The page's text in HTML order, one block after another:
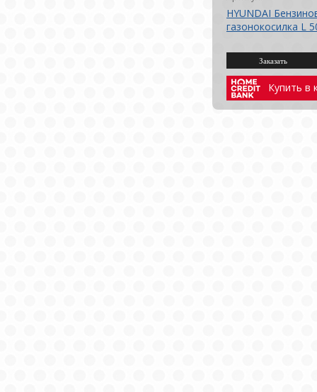
HYUNDAI
газонокосилка L
Купить в